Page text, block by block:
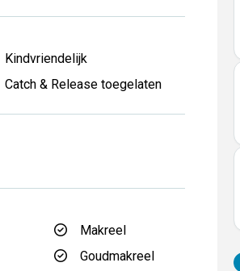
Kindvriendelijk
Catch & Release toegelaten
Makreel
Goudmakreel